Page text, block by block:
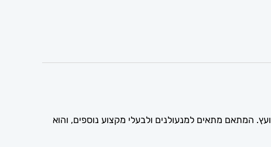
המתאם מתאים למנעולנים ולבעלי מקצוע נוספים, והוא